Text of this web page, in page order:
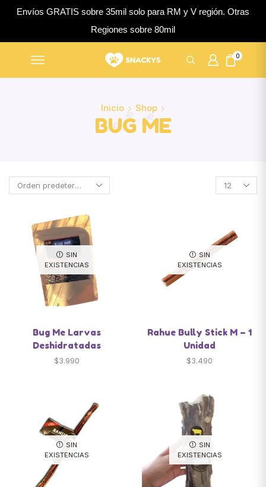
Envíos GRATIS sobre 35mil solo para RM y V región. Otras
Regiones sobre 80mil
0
Inicio Shop
BUG ME
SIN
EXISTENCIAS
Bug Me Larvas
Deshidratadas
$3.990
SIN
EXISTENCIAS
Rahue Bully Stick M – 1
Unidad
$3.490
SIN
EXISTENCIAS
SIN
EXISTENCIAS